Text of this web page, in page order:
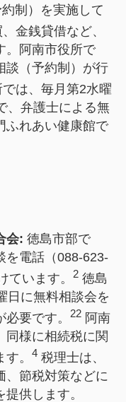
制）を実施して
金銭貸借など、
。阿南市役所で
談（予約制）が行
は、毎月第2水曜
、弁護士による無
ふれあい健康館で
会: 徳島市部で
を電話（088-623-
ています。
2徳島
日に無料相談会を
要です。
22阿南
同様に相続税に関
。
4税理士は、
、節税対策などに
供します。